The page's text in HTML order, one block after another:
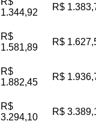
1.344,92
R$
R$
1.581,89
R$
R$
1.882,45
R$
R$
3.294,10
R$